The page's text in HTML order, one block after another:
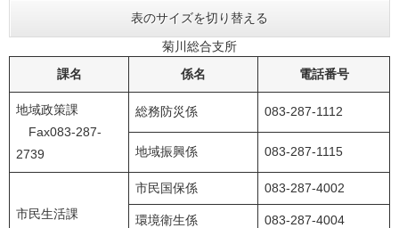
表のサイズを切り替える
菊川総合支所
課名
係名 電話番号
地域政策課
Fax083-287-
2739
総務防災係 083-287-1112
地域振興係 083-287-1115
市民生活課
市民国保係 083-287-4002
環境衛生係 083-287-4004